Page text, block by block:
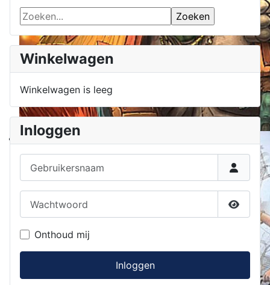
Winkelwagen
Winkelwagen is leeg
Inloggen
Toon
Onthoud mij
Inloggen